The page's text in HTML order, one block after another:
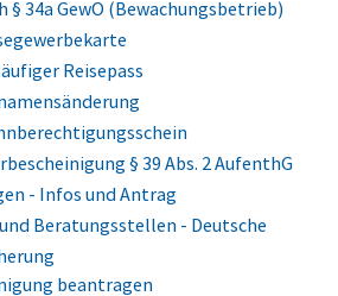
§ 34a GewO (Bewachungsbetrieb)
Reisepass
§ 39 Abs. 2 AufenthG
- Infos und Antrag
Beratungsstellen - Deutsche
beantragen